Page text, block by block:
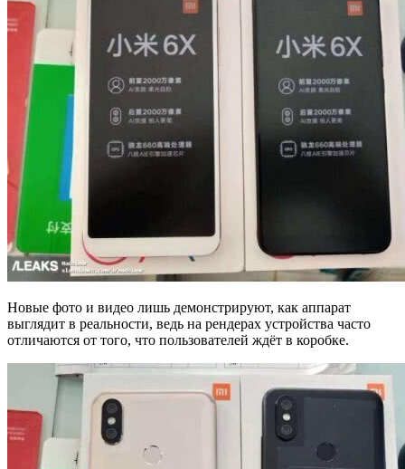
Новые фото и видео лишь демонстрируют, как аппарат
выглядит в реальности, ведь на рендерах устройства часто
отличаются от того, что пользователей ждёт в коробке.